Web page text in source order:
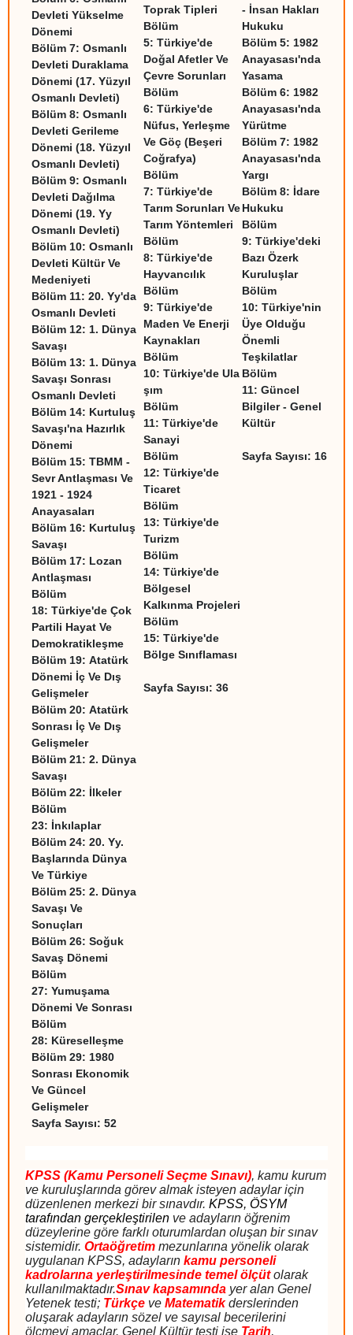
Devleti Yükselme
Dönemi
Bölüm 7: Osmanlı
Devleti Duraklama
Dönemi (17. Yüzyıl
Osmanlı Devleti)
Bölüm 8: Osmanlı
Devleti Gerileme
Dönemi (18. Yüzyıl
Osmanlı Devleti)
Bölüm 9: Osmanlı
Devleti Dağılma
Dönemi (19. Yy
Osmanlı Devleti)
Bölüm 10: Osmanlı
Devleti Kültür Ve
Medeniyeti
Bölüm 11: 20. Yy'da
Osmanlı Devleti
Bölüm 12: 1. Dünya
Savaşı
Bölüm 13: 1. Dünya
Savaşı Sonrası
Osmanlı Devleti
Bölüm 14: Kurtuluş
Savaşı'na Hazırlık
Dönemi
Bölüm 15: TBMM -
Sevr Antlaşması Ve
1921 - 1924
Anayasaları
Bölüm 16: Kurtuluş
Savaşı
Bölüm 17: Lozan
Antlaşması
Bölüm
18: Türkiye'de Çok
Partili Hayat Ve
Demokratikleşme
Bölüm 19: Atatürk
Dönemi İç Ve Dış
Gelişmeler
Bölüm 20: Atatürk
Sonrası İç Ve Dış
Gelişmeler
Bölüm 21: 2. Dünya
Savaşı
Bölüm 22: İlkeler
Bölüm
23: İnkılaplar
Bölüm 24: 20. Yy.
Başlarında Dünya
Ve Türkiye
Bölüm 25: 2. Dünya
Savaşı Ve
Sonuçları
Bölüm 26: Soğuk
Savaş Dönemi
Bölüm
27: Yumuşama
Dönemi Ve Sonrası
Bölüm
28: Küreselleşme
Bölüm 29: 1980
Sonrası Ekonomik
Ve Güncel
Gelişmeler
Sayfa Sayısı: 52
Toprak Tipleri
Bölüm
5: Türkiye'de
Doğal Afetler Ve
Çevre Sorunları
Bölüm
6: Türkiye'de
Nüfus, Yerleşme
Ve Göç (Beşeri
Coğrafya)
Bölüm
7: Türkiye'de
Tarım Sorunları Ve
Tarım Yöntemleri
Bölüm
8: Türkiye'de
Hayvancılık
Bölüm
9: Türkiye'de
Maden Ve Enerji
Kaynakları
Bölüm
10: Türkiye'de Ula
şım
Bölüm
11: Türkiye'de
Sanayi
Bölüm
12: Türkiye'de
Ticaret
Bölüm
13: Türkiye'de
Turizm
Bölüm
14: Türkiye'de
Bölgesel
Kalkınma Projeleri
Bölüm
15: Türkiye'de
Bölge Sınıflaması
Sayfa Sayısı: 36
- İnsan Hakları
Hukuku
Bölüm 5: 1982
Anayasası'nda
Yasama
Bölüm 6: 1982
Anayasası'nda
Yürütme
Bölüm 7: 1982
Anayasası'nda
Yargı
Bölüm 8: İdare
Hukuku
Bölüm
9: Türkiye'deki
Bazı Özerk
Kuruluşlar
Bölüm
10: Türkiye'nin
Üye Olduğu
Önemli
Teşkilatlar
Bölüm
11: Güncel
Bilgiler - Genel
Kültür
Sayfa Sayısı: 16
KPSS (Kamu Personeli Seçme Sınavı), kamu kurum
ve kuruluşlarında görev almak isteyen adaylar için
düzenlenen merkezi bir sınavdır. KPSS, ÖSYM
tarafından gerçekleştirilen ve adayların öğrenim
düzeylerine göre farklı oturumlardan oluşan bir sınav
sistemidir. Ortaöğretim mezunlarına yönelik olarak
uygulanan KPSS, adayların kamu personeli
kadrolarına yerleştirilmesinde temel ölçütolarak
kullanılmaktadır.Sınav kapsamında yer alan Genel
Yetenek testi; Türkçe ve Matematikderslerinden
oluşarak adayların sözel ve sayısal becerilerini
ölçmeyi amaçlar. Genel Kültür testi ise Tarih,